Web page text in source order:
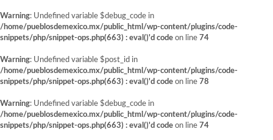
Warning: Undefined variable $debug_code in
/home/pueblosdemexico.mx/public_html/wp-content/plugins/code-
snippets/php/snippet-ops.php(663) : eval()'d code on line 74
Warning: Undefined variable $post_id in
/home/pueblosdemexico.mx/public_html/wp-content/plugins/code-
snippets/php/snippet-ops.php(663) : eval()'d code on line 78
Warning: Undefined variable $debug_code in
/home/pueblosdemexico.mx/public_html/wp-content/plugins/code-
snippets/php/snippet-ops.php(663) : eval()'d code on line 74